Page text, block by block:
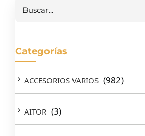
Categorías
ACCESORIOS VARIOS (982)
AITOR (3)